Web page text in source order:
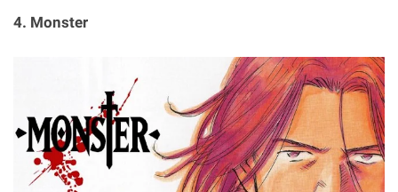
4. Monster